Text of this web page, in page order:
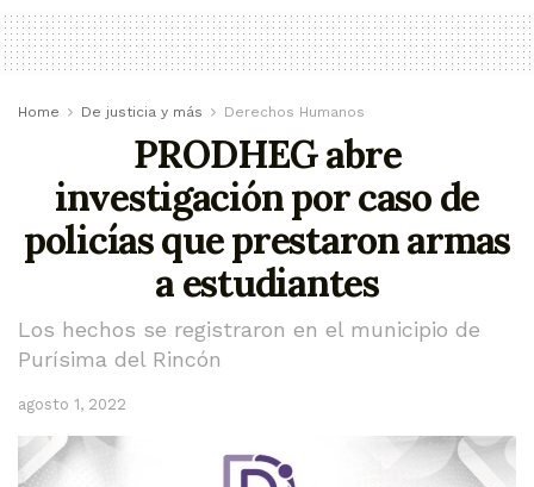
Home De justicia y más Derechos Humanos
PRODHEG abre
investigación por caso de
policías que prestaron armas
a estudiantes
Los hechos se registraron en el municipio de
Purísima del Rincón
agosto 1, 2022